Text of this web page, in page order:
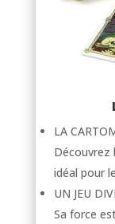
LA
Découvrez
idéal pour
UN JEU
Sa force